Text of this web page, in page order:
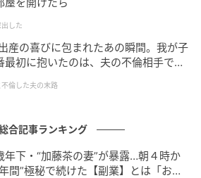
姿で、シャンパンゴールドのゴー
ュラルに着こなしており、とて
した
の喜びに包まれたあの瞬間。我が子
最初に抱いたのは、夫の不倫相手でし
不倫した夫の末路
合記事ランキング
年下・“加藤茶の妻”が暴露…朝４時か
間”極秘で続けた【副業】とは「お金